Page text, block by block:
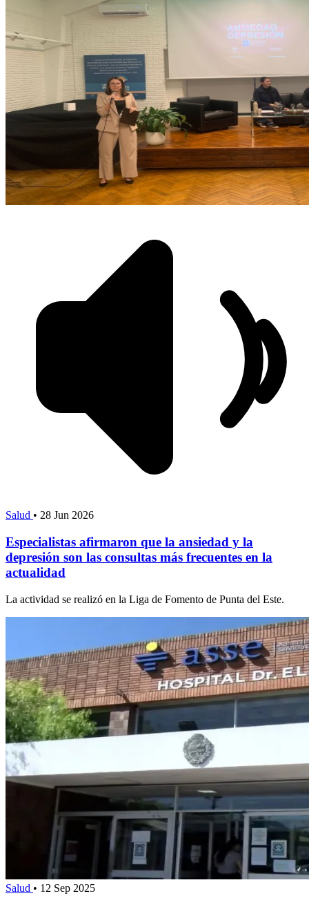
Salud • 28 Jun 2026
Especialistas afirmaron que la ansiedad y la
depresión son las consultas más frecuentes en la
actualidad
La actividad se realizó en la Liga de Fomento de Punta del Este.
Salud • 12 Sep 2025